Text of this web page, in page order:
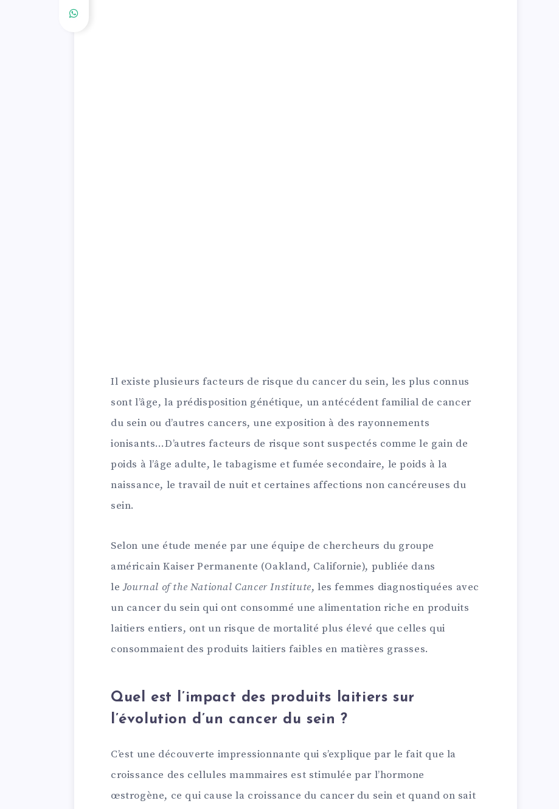
Il existe plusieurs facteurs de risque du cancer du sein, les plus connus
sont l’âge, la prédisposition génétique, un antécédent familial de cancer
du sein ou d’autres cancers, une exposition à des rayonnements
ionisants…D’autres facteurs de risque sont suspectés comme le gain de
poids à l’âge adulte, le tabagisme et fumée secondaire, le poids à la
naissance, le travail de nuit et certaines affections non cancéreuses du
sein.
Selon une étude menée par une équipe de chercheurs du groupe
américain Kaiser Permanente (Oakland, Californie), publiée dans
leJournal of the National Cancer Institute, les femmes diagnostiquées avec
un cancer du sein qui ont consommé une alimentation riche en produits
laitiers entiers, ont un risque de mortalité plus élevé que celles qui
consommaient des produits laitiers faibles en matières grasses.
Quel est l’impact des produits laitiers sur
l’évolution d’un cancer du sein ?
C’est une découverte impressionnante qui s’explique par le fait que la
croissance des cellules mammaires est stimulée par l’hormone
œstrogène, ce qui cause la croissance du cancer du sein et quand on sait